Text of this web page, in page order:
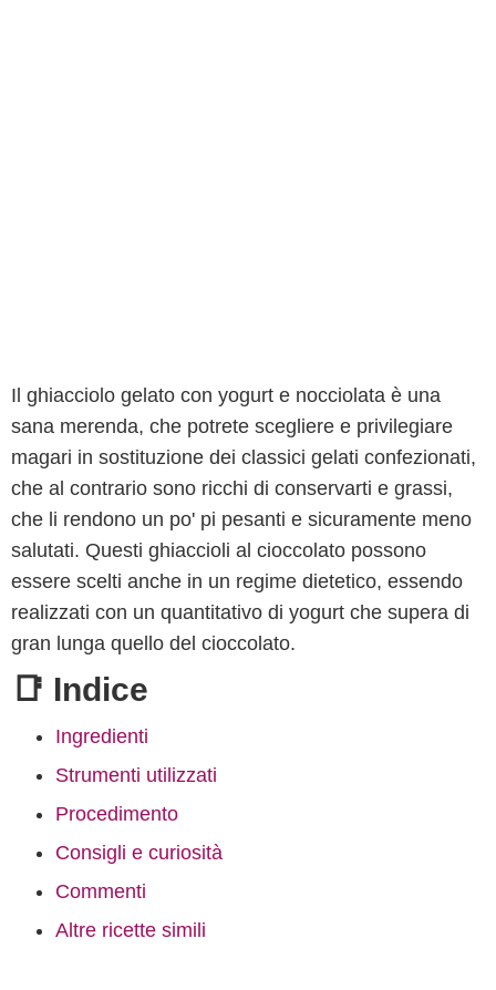
Il ghiacciolo gelato con yogurt e nocciolata è una
sana merenda, che potrete scegliere e privilegiare
magari in sostituzione dei classici gelati confezionati,
che al contrario sono ricchi di conservarti e grassi,
che li rendono un po' pi pesanti e sicuramente meno
salutati. Questi ghiaccioli al cioccolato possono
essere scelti anche in un regime dietetico, essendo
realizzati con un quantitativo di yogurt che supera di
gran lunga quello del cioccolato.
📑 Indice
Ingredienti
Strumenti utilizzati
Procedimento
Consigli e curiosità
Commenti
Altre ricette simili